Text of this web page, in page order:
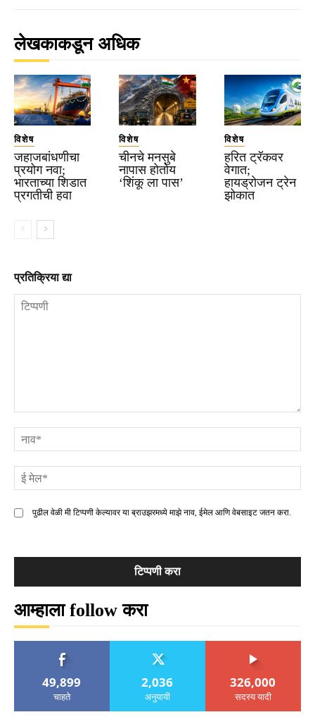
लेखकाकडून अधिक
विशेष
जहाजबांधणीचा
प्रयोग नवा;
भारताच्या शिडात
प्रगतीची हवा
विशेष
चीनचे मनसुबे
नापास होतोय
‘शिंकू ला पास’
विशेष
हरित ट्रॅकवर
वेगात;
हायड्रोजन ट्रेन
झोकात
प्रतिक्रिया द्या
पुढील वेळी मी टिप्पणी केल्यावर या ब्राउझरमध्ये माझे नाव, ईमेल आणि वेबसाइट जतन करा.
आम्हाला follow करा
49,899
चाहते
2,036
अनुयायी
326,000
सदस्य यादी